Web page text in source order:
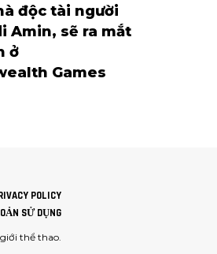
độc tài người
Amin, sẽ ra mắt
ở
Games
POLICY
SỬ DỤNG
thể thao